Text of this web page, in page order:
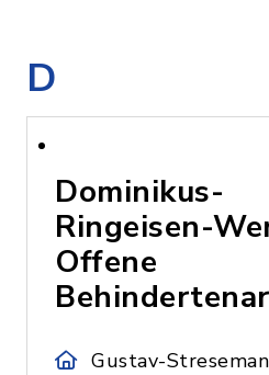
D
Dominikus-
Ringeisen-
Offene
Gustav-